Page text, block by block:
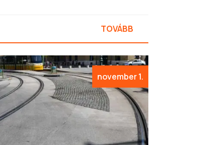
TOVÁBB
november 1.